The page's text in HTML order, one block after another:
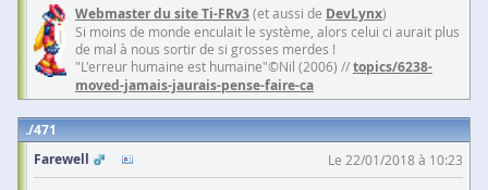
Webmaster du site Ti-FRv3(et aussi de DevLynx)
Si moins de monde enculait le système, alors celui ci aurait plus
de mal à nous sortir de si grosses merdes !
"L'erreur humaine est humaine"©Nil (2006) //topics/6238-
moved-jamais-jaurais-pense-faire-ca
471
Farewell
Le 22/01/2018 à 10:23